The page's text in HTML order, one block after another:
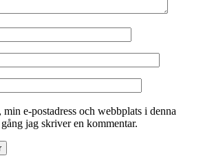
min e-postadress och webbplats i denna
jag skriver en kommentar.